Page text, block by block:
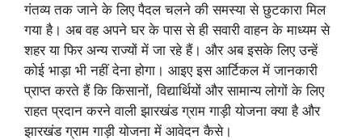
गंतव्य तक जाने के लिए पैदल चलने की समस्या से छुटकारा मिल
गया है। अब वह अपने घर के पास से ही सवारी वाहन के माध्यम से
शहर या फिर अन्य राज्यों में जा रहे हैं। और अब इसके लिए उन्हें
कोई भाड़ा भी नहीं देना होगा। आइए इस आर्टिकल में जानकारी
प्राप्त करते हैं कि किसानों, विद्यार्थियों और सामान्य लोगों के लिए
राहत प्रदान करने वाली झारखंड ग्राम गाड़ी योजना क्या है और
झारखंड ग्राम गाड़ी योजना में आवेदन कैसे।